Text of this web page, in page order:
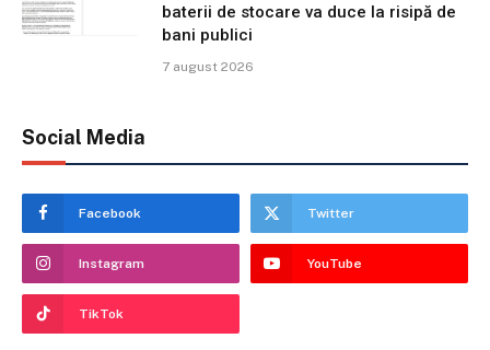
baterii de stocare va duce la risipă de
bani publici
7 august 2026
Social Media
Facebook Twitter
Instagram YouTube
TikTok